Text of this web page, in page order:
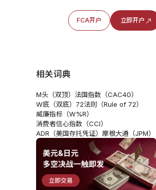
FCA开户 立即开户
相关词典
M头（双顶） 法国指数（CAC40）
W底（双底） 72法则（Rule of 72）
威廉指标（W%R）
消费者信心指数（CCI）
ADR（美国存托凭证） 摩根大通（JPM）